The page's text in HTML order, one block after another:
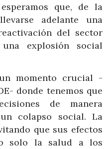
que, de la
adelante una
del sector
explosión social
momento crucial -
donde tenemos que
de manera
colapso social. La
que sus efectos
solo la salud a los